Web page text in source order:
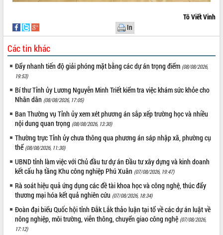
văn hóa, thể thao đáp ứng yêu cầu
phát triển mới
Thường trực HĐND tỉnh Đắk Lắk gặp
mặt Đoàn chuyên gia y tế TP. Hồ Chí
Minh
Lễ truy điệu và an táng hài cốt liệt sĩ
tại Nghĩa trang Liệt sĩ xã Sơn Hòa
Bàn giải pháp tháo gỡ khó khăn trong
xuất khẩu sầu riêng và triển khai quy
định EUDR
trường Nguyễn Hoàng Hiệp khảo sát
vùng trồng và doanh nghiệp đóng gói
sầu riêng tại Đắk Lắk
Trình diễn nghệ thuật chế biến các
món ăn từ sầu riêng
Đắk Lắk công bố Quy hoạch và xúc
tiến đầu tư tỉnh
Ngành cá ngừ Đắk Lắk chủ động thích
ứng để giữ vững thị trường xuất khẩu
THỐNG KÊ TRUY CẬP
Hôm nay: 20147
Tất cả: 66105815
Tô Viết Vinh
In
Các tin khác
Đẩy nhanh tiến độ giải phóng mặt bằng các dự án trọng điểm (08/08/2026,
19:53)
Bí thư Tỉnh ủy Lương Nguyễn Minh Triết kiểm tra việc khám sức khỏe cho
Nhân dân (08/08/2026, 17:05)
Ban Thường vụ Tỉnh ủy xem xét phương án sắp xếp trường học và nhiều
nội dung quan trọng (08/08/2026, 13:30)
Thường trực Tỉnh ủy chưa thông qua phương án sáp nhập xã, phường cụ
thể (08/08/2026, 11:30)
UBND tỉnh làm việc với Chủ đầu tư dự án Đầu tư xây dựng và kinh doanh
kết cấu hạ tầng Khu công nghiệp Phú Xuân (07/08/2026, 19:47)
Rà soát hiệu quả ứng dụng các đề tài khoa học và công nghệ, thúc đẩy
thương mại hóa kết quả nghiên cứu (07/08/2026, 18:34)
Đoàn đại biểu Quốc hội tỉnh Đắk Lắk thảo luận tại tổ về các dự án luật về
nông nghiệp, môi trường, viễn thông, chuyển giao công nghệ (07/08/2026,
17:12)